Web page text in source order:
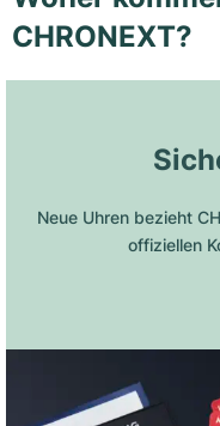
CHRONEXT?
Neue Uhren bezieht
offiziellen